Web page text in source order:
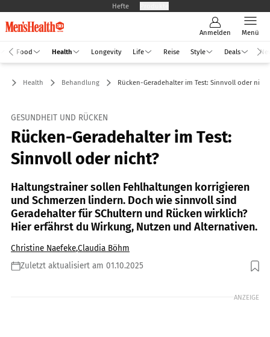
Hefte
Anmelden Menü
Food Health Longevity Life Reise Style Deals
Health Behandlung Rücken-Geradehalter im Test: Sinnvoll oder
GESUNDHEIT UND RÜCKEN
Rücken-Geradehalter im Test:
Sinnvoll oder nicht?
Haltungstrainer sollen Fehlhaltungen korrigieren
und Schmerzen lindern. Doch wie sinnvoll sind
Geradehalter für SChultern und Rücken wirklich?
Hier erfährst du Wirkung, Nutzen und Alternativen.
Christine Naefeke,Claudia Böhm
Zuletzt aktualisiert am 01.10.2025
Foto: Albina Gavrilovic / GettyImages
ANZEIGE